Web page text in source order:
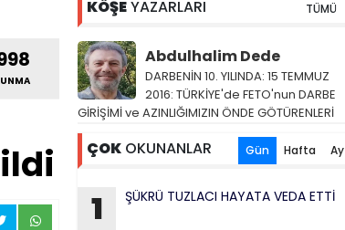
KÖŞEYAZARLARI TÜMÜ
Abdulhalim Dede
DARBENİN 10. YILINDA: 15 TEMMUZ
2016: TÜRKİYE'de FETO'nun DARBE
GİRİŞİMİ ve AZINLIĞIMIZIN ÖNDE GÖTÜRENLERİ
ÇOK OKUNANLAR Gün Hafta Ay
1 ŞÜKRÜ TUZLACI HAYATA VEDA ETTİ